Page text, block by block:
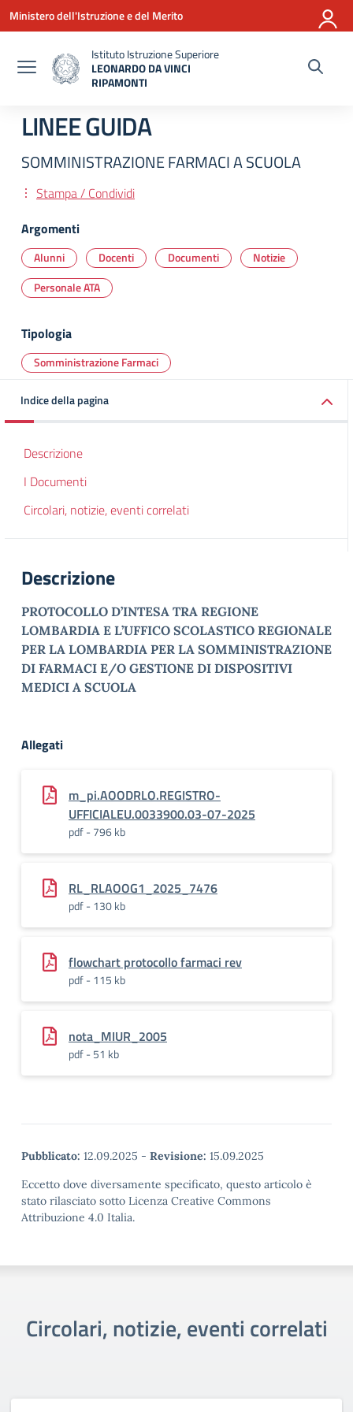
Vai ai contenuti
Vai al menu di navigazione
Vai al footer
Ministero dell'Istruzione e del Merito
Istituto Istruzione Superiore
LEONARDO DA VINCI
RIPAMONTI
LINEE GUIDA
SOMMINISTRAZIONE FARMACI A SCUOLA
Stampa / Condividi
Argomenti
Alunni Docenti Documenti
Notizie
Personale ATA
Tipologia
Somministrazione Farmaci
Indice della pagina
Descrizione
I Documenti
Circolari, notizie, eventi correlati
Descrizione
PROTOCOLLO D’INTESA TRA REGIONE
LOMBARDIA E L’UFFICO SCOLASTICO REGIONALE
PER LA LOMBARDIA PER LA SOMMINISTRAZIONE
DI FARMACI E/O GESTIONE DI DISPOSITIVI
MEDICI A SCUOLA
Allegati
m_pi.AOODRLO.REGISTRO-
UFFICIALEU.0033900.03-07-2025
pdf - 796 kb
RL_RLAOOG1_2025_7476
pdf - 130 kb
flowchart protocollo farmaci rev
pdf - 115 kb
nota_MIUR_2005
pdf - 51 kb
Pubblicato: 12.09.2025 - Revisione: 15.09.2025
Eccetto dove diversamente specificato, questo articolo è
stato rilasciato sotto Licenza Creative Commons
Attribuzione 4.0 Italia.
Circolari, notizie, eventi correlati